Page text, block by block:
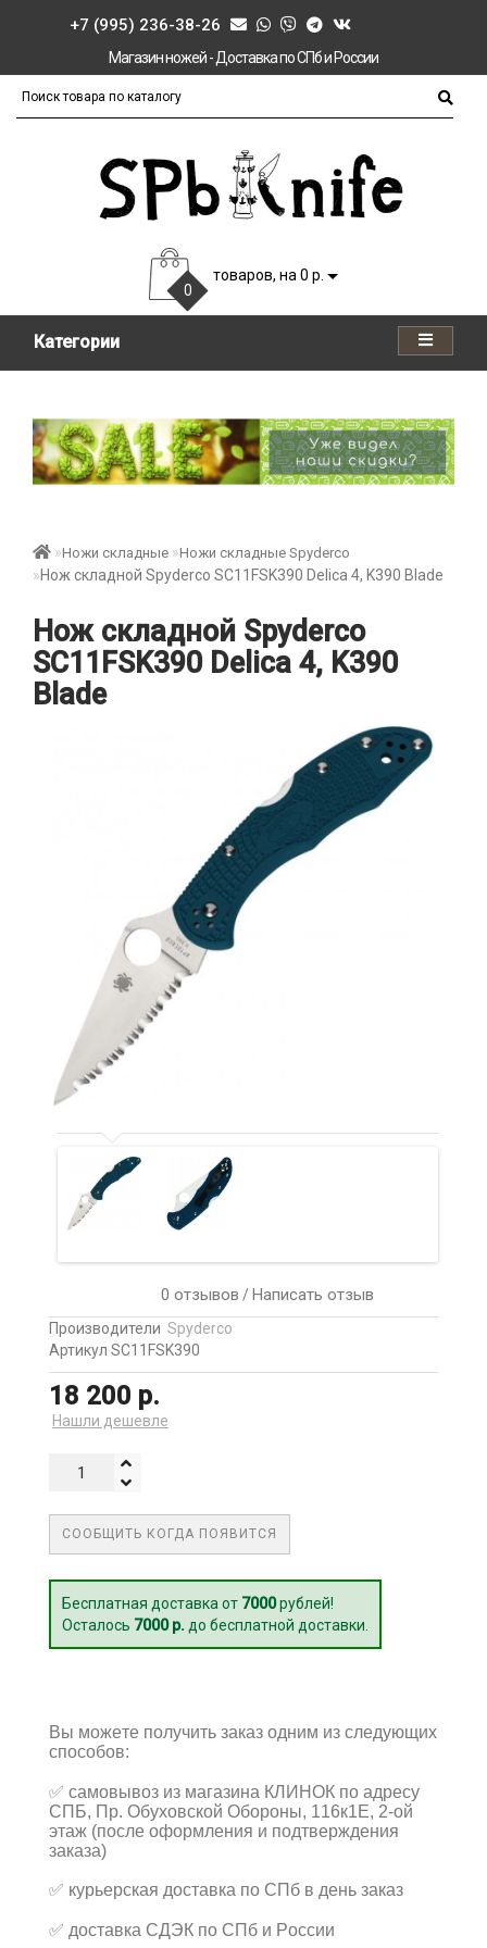
+7 (995) 236-38-26
Магазин ножей - Доставка по СПб и России
0
товаров, на 0 р.
Категории
Ножи складные Ножи складные Spyderco
Нож складной Spyderco SC11FSK390 Delica 4, K390 Blade
Нож складной Spyderco
SC11FSK390 Delica 4, K390
Blade
0 отзывов /Написать отзыв
Производители Spyderco
Артикул SC11FSK390
18 200 р.
Нашли дешевле
СООБЩИТЬ КОГДА ПОЯВИТСЯ
Бесплатная доставка от 7000рублей!
Осталось 7000 р. до бесплатной доставки.
Вы можете получить заказ одним из следующих
способов:
✅ самовывоз из магазина КЛИНОК по адресу
СПБ, Пр. Обуховской Обороны, 116к1Е, 2-ой
этаж (после оформления и подтверждения
заказа)
✅ курьерская доставка по СПб в день заказ
✅ доставка СДЭК по СПб и России